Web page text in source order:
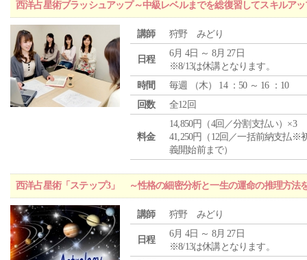
西洋占星術ブラッシュアップ～中級レベルまでを総復習してスキルア
講師 狩野 みどり
日程
6月 4日 ～ 8月 27日
※8/13は休講となります。
時間
毎週 （木） 14 ：50 ～ 16 ：10
回数
全12回
料金
14,850円（4回／分割支払い）×3
41,250円（12回／一括前納支払※
義開始前まで）
西洋占星術「ステップ3」 ～性格の細密分析と一生の運命の推理方法
講師 狩野 みどり
日程
6月 4日 ～ 8月 27日
※8/13は休講となります。